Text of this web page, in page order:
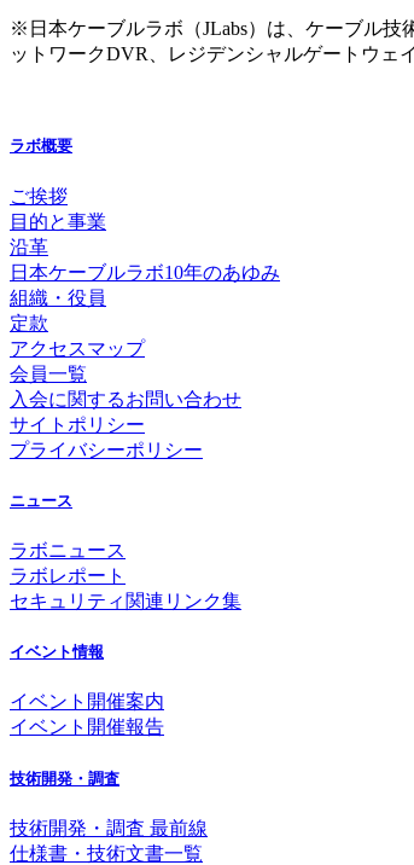
※日本ケーブルラボ（JLabs）は、ケーブル
ットワークDVR、レジデンシャルゲートウェ
ラボ概要
ご挨拶
目的と事業
沿革
日本ケーブルラボ10年のあゆみ
組織・役員
定款
アクセスマップ
会員一覧
入会に関するお問い合わせ
サイトポリシー
プライバシーポリシー
ニュース
ラボニュース
ラボレポート
セキュリティ関連リンク集
イベント情報
イベント開催案内
イベント開催報告
技術開発・調査
技術開発・調査 最前線
仕様書・技術文書一覧